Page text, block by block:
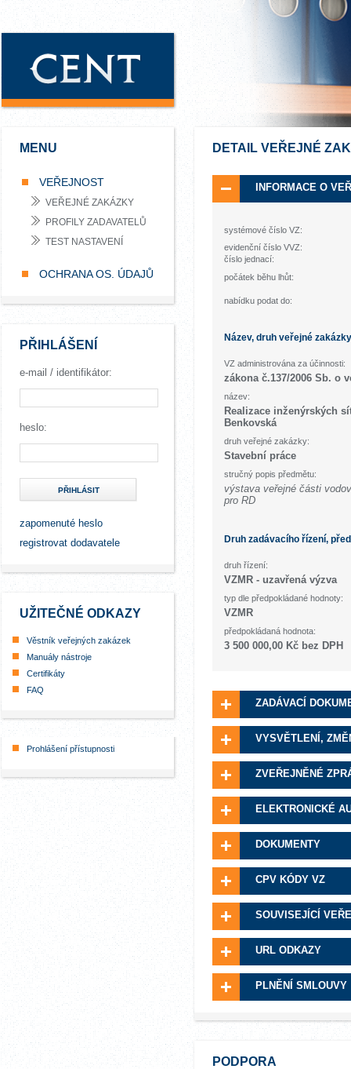
MENU
VEŘEJNOST
VEŘEJNÉ ZAKÁZKY
PROFILY ZADAVATELŮ
TEST NASTAVENÍ
OCHRANA OS. ÚDAJŮ
PŘIHLÁŠENÍ
e-mail / identifikátor:
heslo:
PŘIHLÁSIT
zapomenuté heslo
registrovat dodavatele
UŽITEČNÉ ODKAZY
Věstník veřejných zakázek
Manuály nástroje
Certifikáty
FAQ
Prohlášení přístupnosti
DETAIL VEŘEJNÉ
INFORMACE O
systémové číslo VZ:
evidenční číslo VVZ:
číslo jednací:
počátek běhu lhůt:
nabídku podat do:
Název, druh veřejné
VZ administrována za účinnosti:
zákona č.137/2006 Sb. o
název:
Realizace inženýrských
Benkovská
druh veřejné zakázky:
Stavební práce
stručný popis předmětu:
výstava veřejné části
pro RD
Druh zadávacího řízení,
druh řízení:
VZMR - uzavřená výzva
typ dle předpokládané hodnoty:
VZMR
předpokládaná hodnota:
3 500 000,00 Kč bez DPH
ZADÁVACÍ
VYSVĚTLENÍ,
ZVEŘEJNĚNÉ
ELEKTRONICKÉ
DOKUMENTY
CPV KÓDY VZ
SOUVISEJÍCÍ
URL ODKAZY
PLNĚNÍ SMLOUVY
PODPORA